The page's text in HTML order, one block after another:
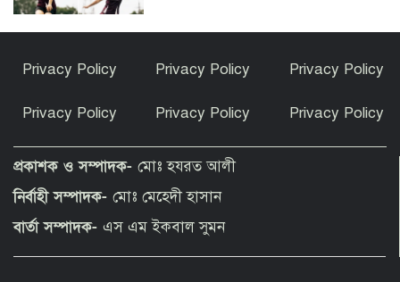
ভারত
সাকিব আল হাসান
নারী এশিয়া কাপে বাংলাদেশের গ্রুপে নেই
ভারত-পাকিস্তান
Privacy Policy Privacy Policy Privacy Policy
Privacy Policy Privacy Policy Privacy Policy
প্রকাশক ও সম্পাদক- মোঃ হযরত আলী
নির্বাহী সম্পাদক- মোঃ মেহেদী হাসান
বার্তা সম্পাদক- এস এম ইকবাল সুমন